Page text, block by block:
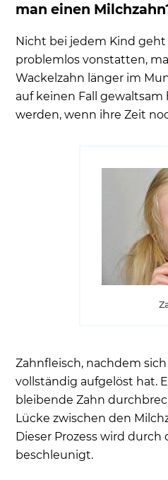
man einen
Nicht bei jedem Kind geht
problemlos vonstatten,
Wackelzahn länger im
auf keinen Fall gewaltsam
werden, wenn ihre Zeit
Zahnfleisch, nachdem
vollständig aufgelöst hat.
bleibende Zahn
Lücke zwischen den
Dieser Prozess wird durch
beschleunigt.